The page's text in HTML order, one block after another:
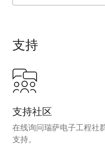
Diagram
支持
支持社区
在线询问瑞萨电子工程社
支持。